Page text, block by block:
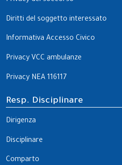
Diritti del soggetto interessato
Informativa Accesso Civico
Privacy VCC ambulanze
Privacy NEA 116117
Resp. Disciplinare
Dirigenza
Disciplinare
Comparto